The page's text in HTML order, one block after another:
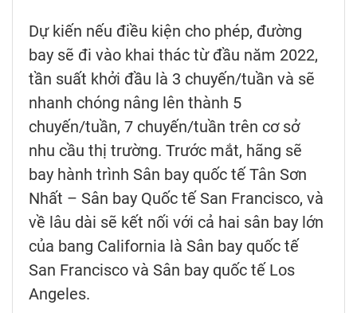
Dự kiến nếu điều kiện cho phép, đường
bay sẽ đi vào khai thác từ đầu năm 2022,
tần suất khởi đầu là 3 chuyến/tuần và sẽ
nhanh chóng nâng lên thành 5
chuyến/tuần, 7 chuyến/tuần trên cơ sở
nhu cầu thị trường. Trước mắt, hãng sẽ
bay hành trình Sân bay quốc tế Tân Sơn
Nhất – Sân bay Quốc tế San Francisco, và
về lâu dài sẽ kết nối với cả hai sân bay lớn
của bang California là Sân bay quốc tế
San Francisco và Sân bay quốc tế Los
Angeles.